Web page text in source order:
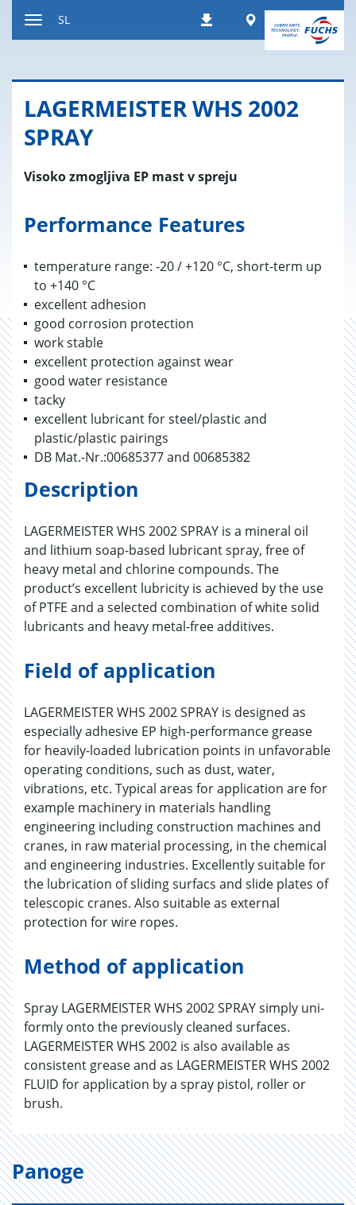
Prenosi Worldwide
SL
LA­GER­ME­I­STER WHS 2002
SPRAY
Visoko zmogljiva EP mast v spreju
Performance Features
temperature range: -20 / +120 °C, short-term up
to +140 °C
excellent adhesion
good corrosion protection
work stable
excellent protection against wear
good water resistance
tacky
excellent lubricant for steel/plastic and
plastic/plastic pairings
DB Mat.-Nr.:00685377 and 00685382
Description
LAGERMEISTER WHS 2002 SPRAY is a mineral oil
and lithium soap-based lubricant spray, free of
heavy metal and chlorine compounds. The
product’s excellent lubricity is achieved by the use
of PTFE and a selected combination of white solid
lubricants and heavy metal-free additives.
Field of application
LAGERMEISTER WHS 2002 SPRAY is designed as
especially adhesive EP high-performance grease
for heavily-loaded lubrication points in unfavorable
operating conditions, such as dust, water,
vibrations, etc. Typical areas for application are for
example machinery in materials handling
engineering including construction machines and
cranes, in raw material processing, in the chemical
and engineering industries. Excellently suitable for
the lubrication of sliding surfacs and slide plates of
telescopic cranes. Also suitable as external
protection for wire ropes.
Method of application
Spray LAGERMEISTER WHS 2002 SPRAY simply uni-
formly onto the previously cleaned surfaces.
LAGERMEISTER WHS 2002 is also available as
consistent grease and as LAGERMEISTER WHS 2002
FLUID for application by a spray pistol, roller or
brush.
Panoge